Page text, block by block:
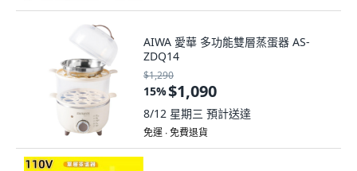
AIWA 愛華 多功能雙層蒸蛋器 AS-
ZDQ14
$1,290
15%$1,090
8/12 星期三 預計送達
免運 ∙ 免費退貨